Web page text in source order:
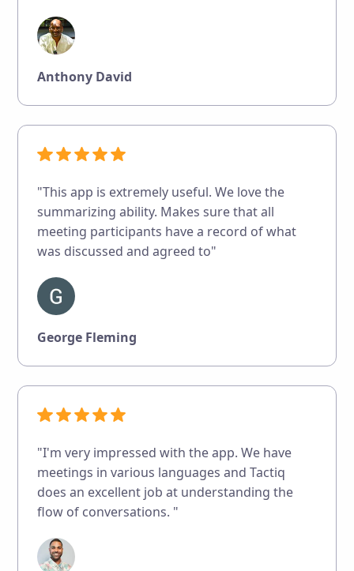
Anthony David
"This app is extremely useful. We love the
summarizing ability. Makes sure that all
meeting participants have a record of what
was discussed and agreed to"
George Fleming
"I'm very impressed with the app. We have
meetings in various languages and Tactiq
does an excellent job at understanding the
flow of conversations. "